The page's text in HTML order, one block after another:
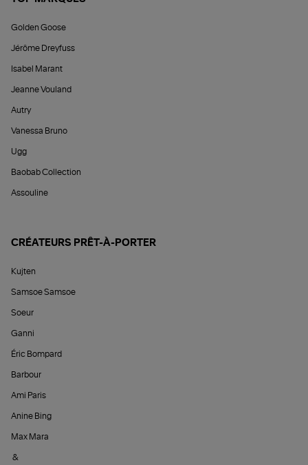
Golden Goose
Jérôme Dreyfuss
Isabel Marant
Jeanne Vouland
Autry
Vanessa Bruno
Ugg
Baobab Collection
Assouline
CRÉATEURS PRÊT-À-PORTER
Kujten
Samsoe Samsoe
Soeur
Ganni
Éric Bompard
Barbour
Ami Paris
Anine Bing
Max Mara
&